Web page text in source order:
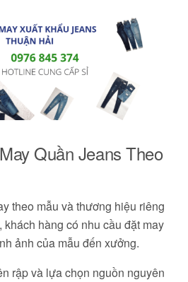
Quần Jeans Theo
theo mẫu và thương hiệu riêng
hàng có nhu cầu đặt may
ảnh của mẫu đến xưởng.
rập và lựa chọn nguồn nguyên